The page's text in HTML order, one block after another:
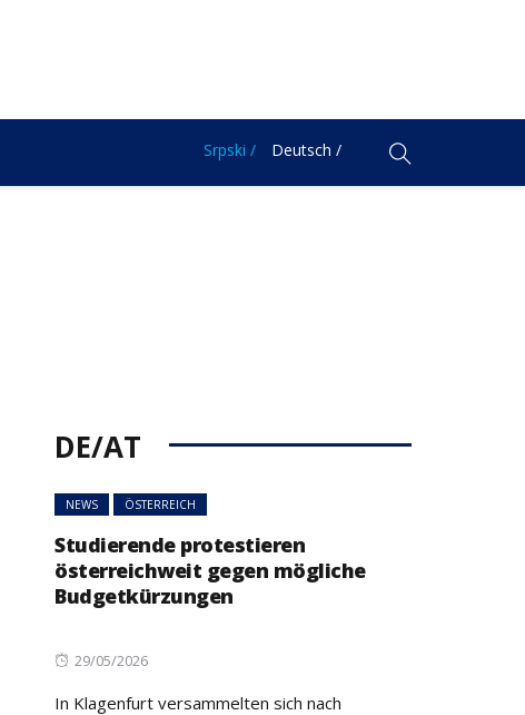
Srpski / Deutsch /
DE/AT
NEWS ÖSTERREICH
Studierende protestieren
österreichweit gegen mögliche
Budgetkürzungen
Posted
29/05/2026
In Klagenfurt versammelten sich nach